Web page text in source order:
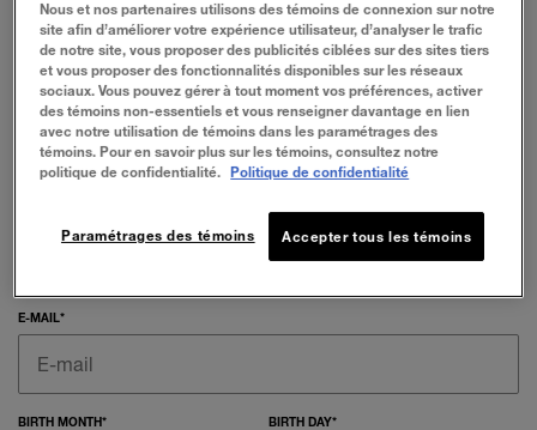
Reste au courant des nouveaux produits, promotions,
événements et plus encore.
NOM DE FAMILLE*
E-MAIL*
BIRTH MONTH* BIRTH DAY*
Nous et nos partenaires utilisons des témoins de connexion sur notre
site afin d’améliorer votre expérience utilisateur, d’analyser le trafic
de notre site, vous proposer des publicités ciblées sur des sites tiers
et vous proposer des fonctionnalités disponibles sur les réseaux
sociaux. Vous pouvez gérer à tout moment vos préférences, activer
des témoins non-essentiels et vous renseigner davantage en lien
avec notre utilisation de témoins dans les paramétrages des
témoins. Pour en savoir plus sur les témoins, consultez notre
politique de confidentialité.
Politique de confidentialité
Accepter tous les témoins
Paramétrages des témoins